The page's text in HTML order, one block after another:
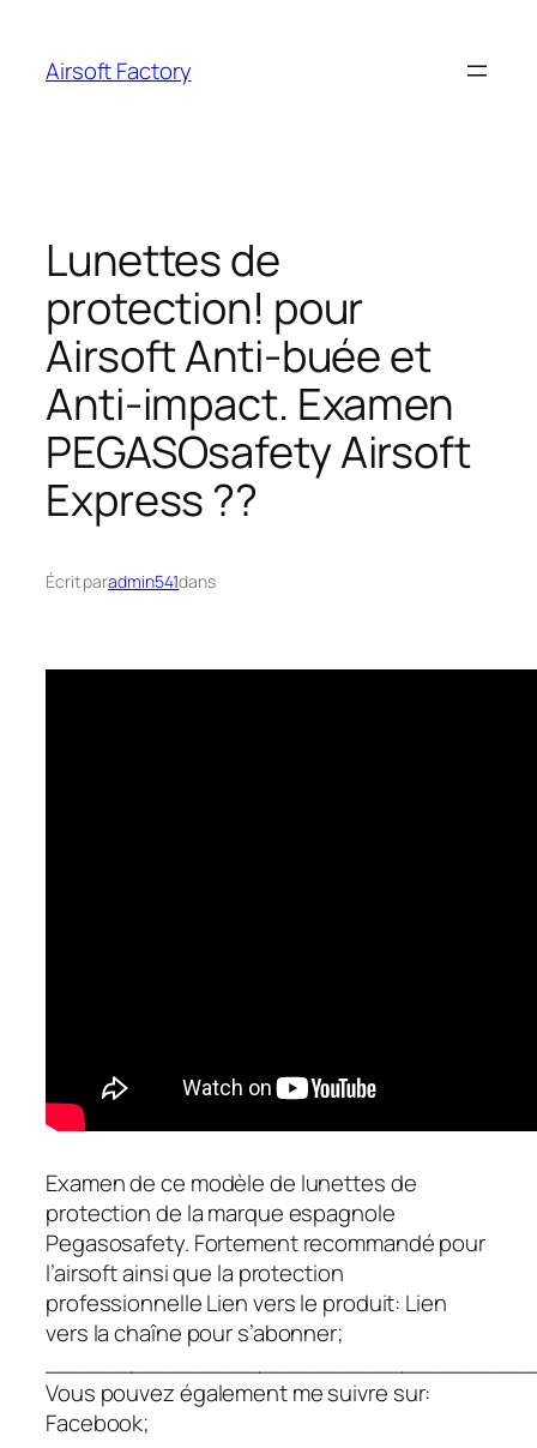
contenu
Airsoft Factory
Lunettes de
protection! pour
Airsoft Anti-buée et
Anti-impact. Examen
PEGASOsafety Airsoft
Express ??
Écrit paradmin541dans
Examen de ce modèle de lunettes de
protection de la marque espagnole
Pegasosafety. Fortement recommandé pour
l’airsoft ainsi que la protection
professionnelle Lien vers le produit: Lien
vers la chaîne pour s’abonner;
Vous pouvez également me suivre sur:
Facebook;